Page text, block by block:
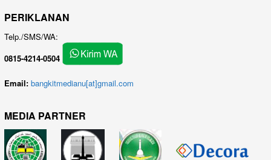
PERIKLANAN
Telp./SMS/WA:
0815-4214-0504
Email: bangkitmedianu[at]gmail.com
MEDIA PARTNER